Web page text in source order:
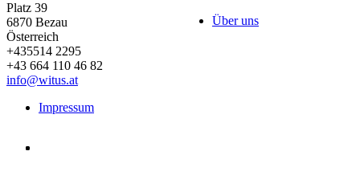
Platz 39
6870 Bezau
Österreich
+435514 2295
+43 664 110 46 82
info@witus.at
Über uns
Impressum